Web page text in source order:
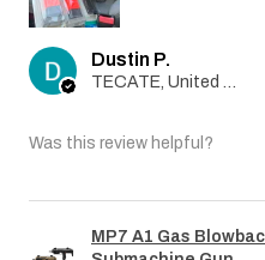
Dustin P.
TECATE, United States
Was this review helpful?
MP7 A1 Gas